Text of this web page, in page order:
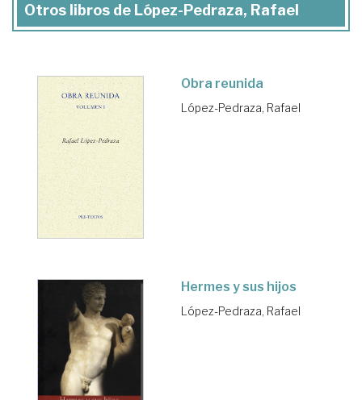
Otros libros de López-Pedraza, Rafael
Obra reunida
López-Pedraza, Rafael
Hermes y sus hijos
López-Pedraza, Rafael